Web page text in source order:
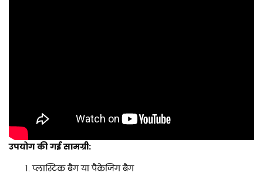
उपयोग की गई सामग्री:
प्लास्टिक बैग या पैकेजिंग बैग